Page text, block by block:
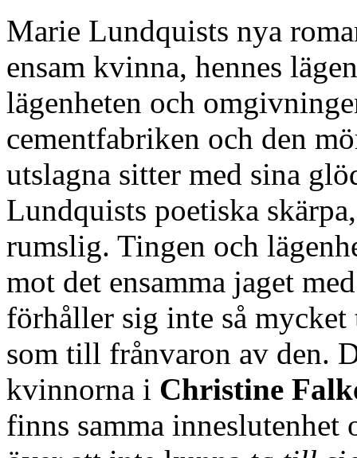
Marie Lundquists nya
ensam kvinna, hennes
lägenheten och
cementfabriken och den
utslagna sitter med sina
Lundquists poetiska
rumslig. Tingen och
mot det ensamma jaget
förhåller sig inte så
som till frånvaron av den.
kvinnorna i Christine
finns samma